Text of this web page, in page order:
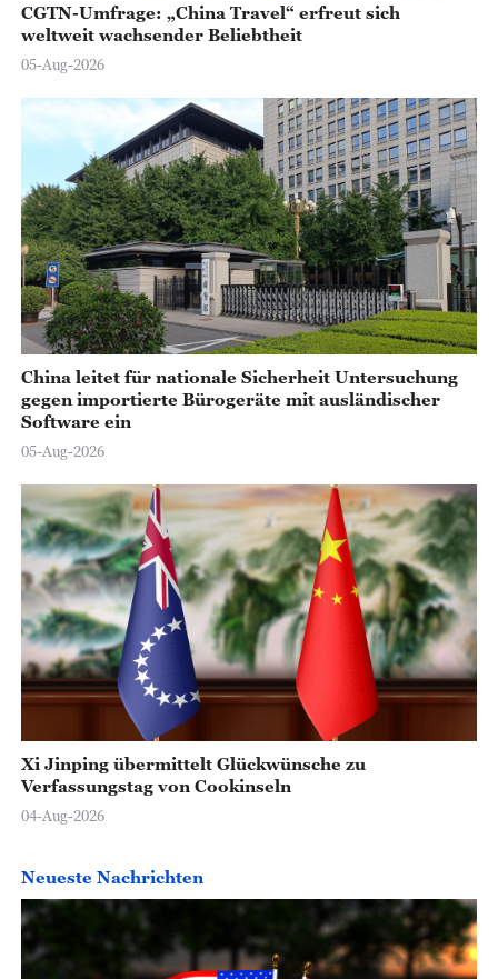
CGTN-Umfrage: „China Travel“ erfreut sich
weltweit wachsender Beliebtheit
05-Aug-2026
China leitet für nationale Sicherheit Untersuchung
gegen importierte Bürogeräte mit ausländischer
Software ein
05-Aug-2026
Xi Jinping übermittelt Glückwünsche zu
Verfassungstag von Cookinseln
04-Aug-2026
Neueste Nachrichten